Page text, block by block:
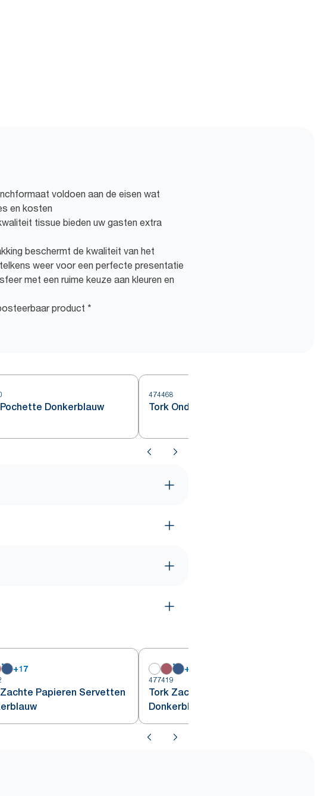
voldoen aan de eisen wat
en kosten
tissue bieden uw gasten extra
beschermt de kwaliteit van het
weer voor een perfecte presentatie
met een ruime keuze aan kleuren en
product *
Donkerblauw
474468
Tork Onderzetter Donkerblauw
+17
Papieren Servetten
+
477419
Tork Zachte Papieren Servetten
Donkerblauw